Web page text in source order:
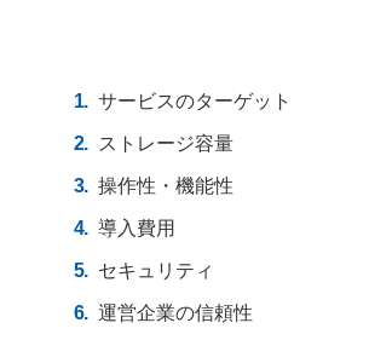
サービスのターゲット
ストレージ容量
操作性・機能性
導入費用
セキュリティ
運営企業の信頼性